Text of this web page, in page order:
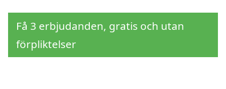
Få 3 erbjudanden, gratis och utan
förpliktelser